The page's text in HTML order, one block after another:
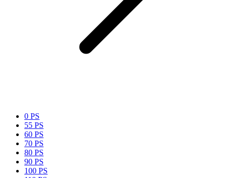
0 PS
55 PS
60 PS
70 PS
80 PS
90 PS
100 PS